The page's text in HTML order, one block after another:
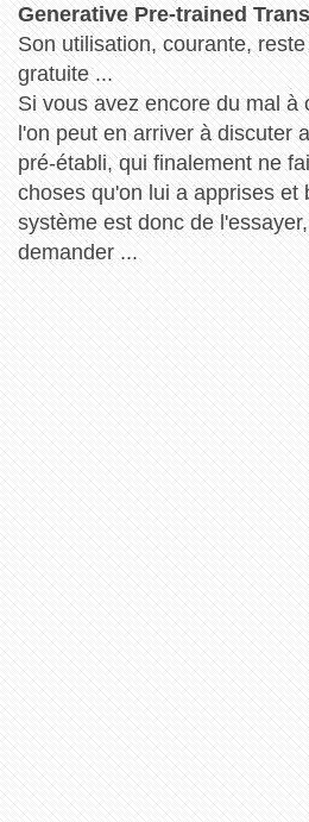
Generative Pre-trained
Son utilisation, courante,
gratuite ...
Si vous avez encore du mal à
l'on peut en arriver à discuter
pré-établi, qui finalement ne
choses qu'on lui a apprises et
système est donc de
demander ...